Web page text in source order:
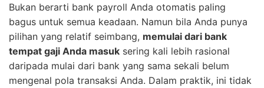
Bukan berarti bank payroll Anda otomatis paling
bagus untuk semua keadaan. Namun bila Anda punya
pilihan yang relatif seimbang, memulai dari bank
tempat gaji Anda masuk sering kali lebih rasional
daripada mulai dari bank yang sama sekali belum
mengenal pola transaksi Anda. Dalam praktik, ini tidak